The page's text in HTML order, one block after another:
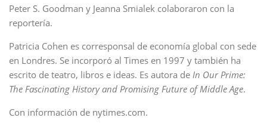
Peter S. Goodman y Jeanna Smialek colaboraron con la
reportería.
Patricia Cohen es corresponsal de economía global con sede
en Londres. Se incorporó al Times en 1997 y también ha
escrito de teatro, libros e ideas. Es autora de In Our Prime:
The Fascinating History and Promising Future of Middle Age.
Con información de nytimes.com.